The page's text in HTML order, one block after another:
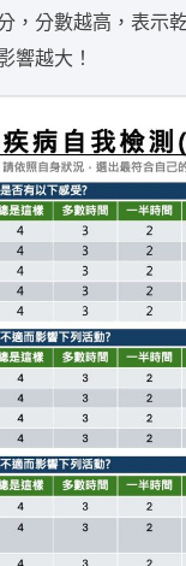
，分數越高，表示
響越大！